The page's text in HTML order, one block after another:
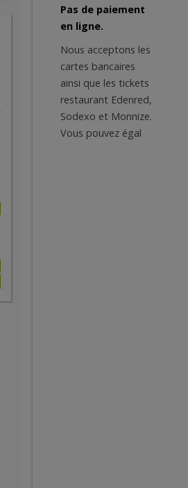
Pas de paiement
en ligne.
Nous acceptons les
cartes bancaires
ainsi que les tickets
restaurant Edenred,
Sodexo et Monnize.
Vous pouvez égal